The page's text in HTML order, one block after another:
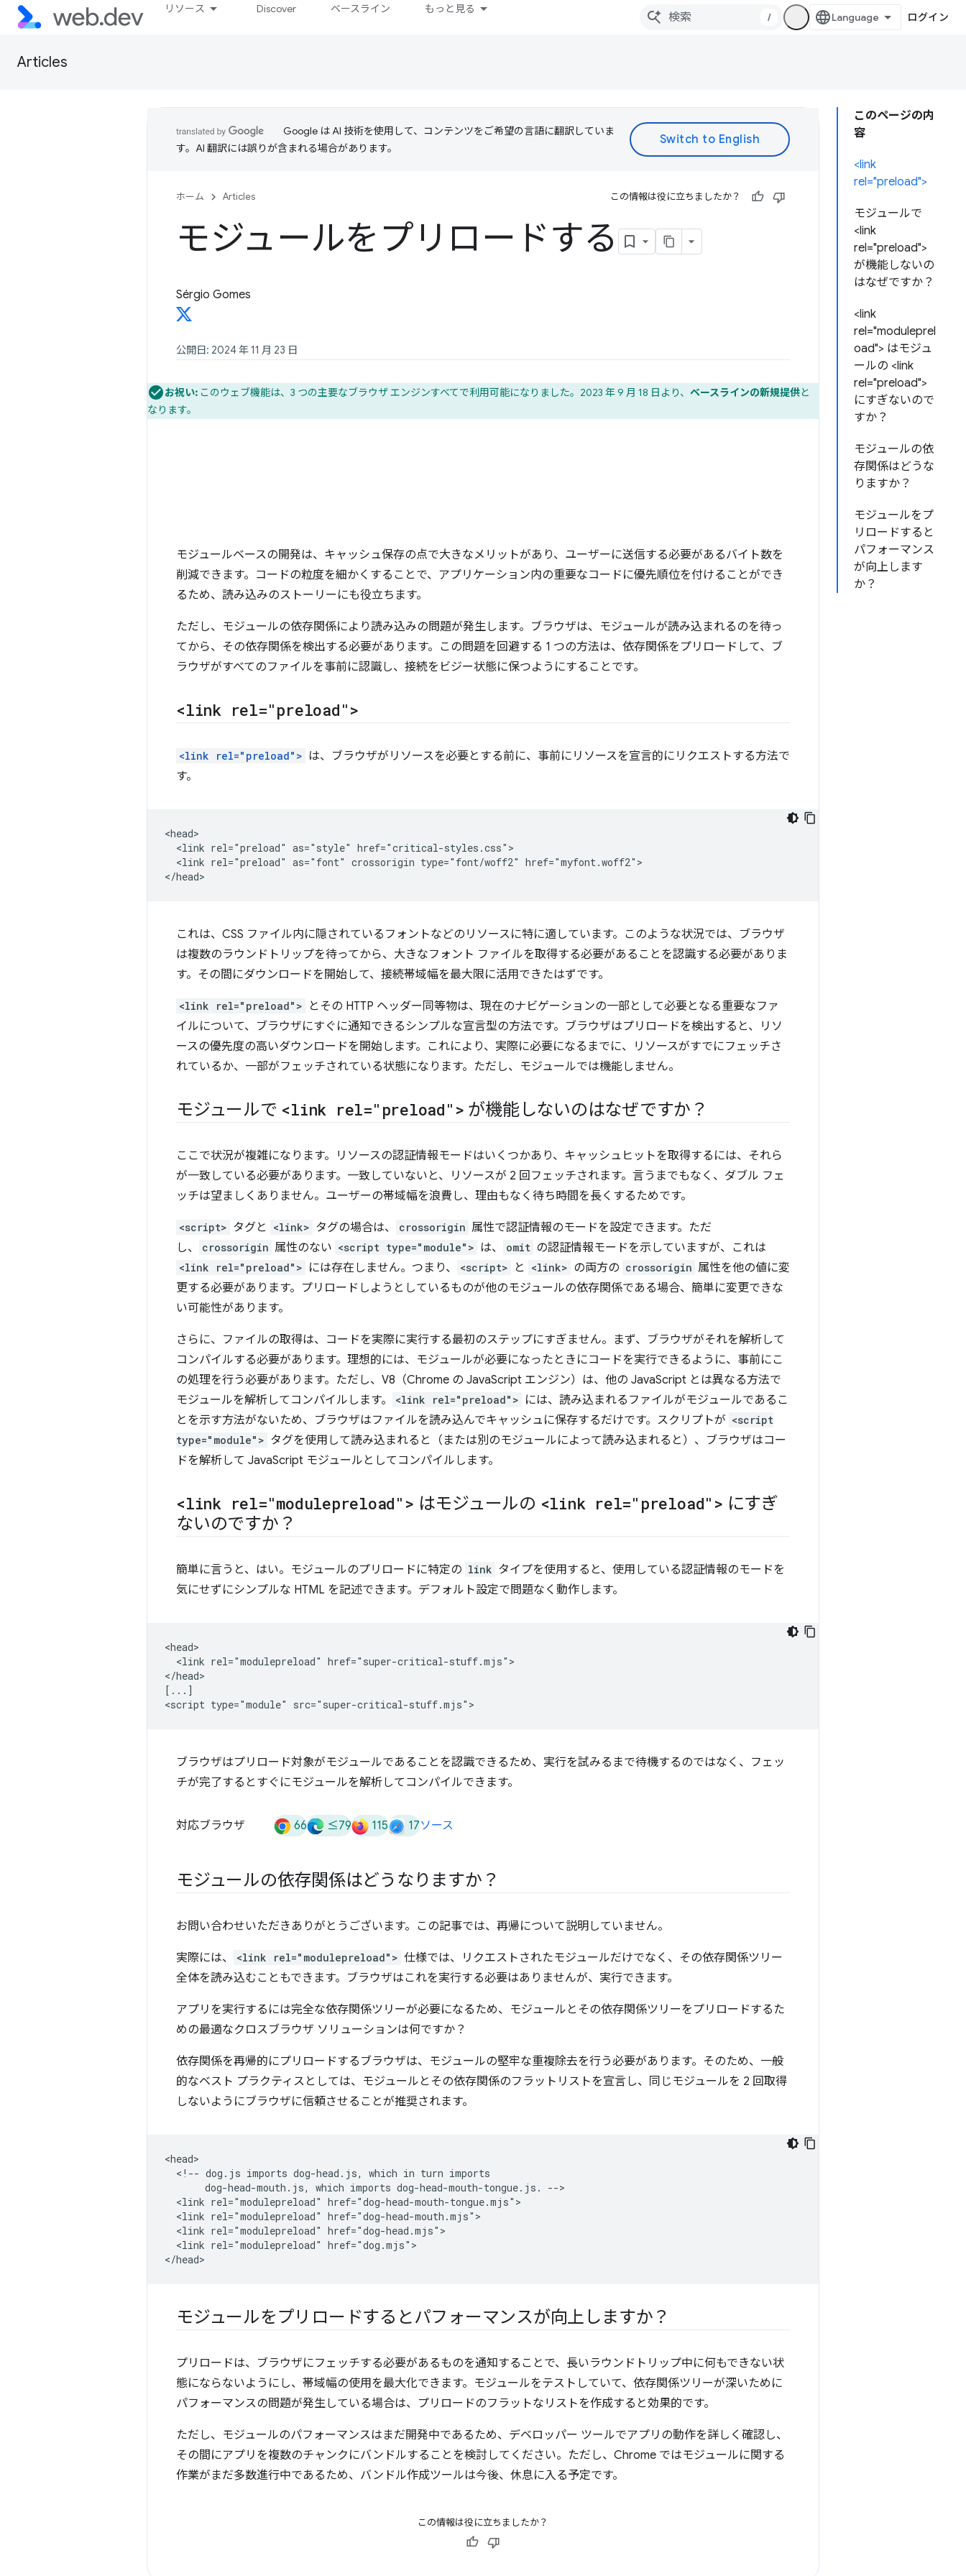
リソース Discover ベースライン もっと見る
/ ログイン
Articles
このページの内
容
<link
rel="preload">
モジュールで
<link
rel="preload">
が機能しないの
はなぜですか？
<link
rel="moduleprel
oad"> はモジュ
ールの <link
rel="preload">
にすぎないので
すか？
モジュールの依
存関係はどうな
りますか？
モジュールをプ
リロードすると
パフォーマンス
が向上します
か？
Google は AI 技術を使用して、コンテンツをご希望の言語に翻訳していま
す。AI 翻訳には誤りが含まれる場合があります。
ホーム Articles この情報は役に立ちましたか？
モジュールをプリロードする
Sérgio Gomes
公開日: 2024 年 11 月 23 日
お祝い: このウェブ機能は、3 つの主要なブラウザ エンジンすべてで利用可能になりました。2023 年 9 月 18 日より、 ベースラインの新規提供と
なります。
モジュールベースの開発は、キャッシュ保存の点で大きなメリットがあり、ユーザーに送信する必要があるバイト数を
削減できます。コードの粒度を細かくすることで、アプリケーション内の重要なコードに優先順位を付けることができ
るため、読み込みのストーリーにも役立ちます。
ただし、モジュールの依存関係により読み込みの問題が発生します。ブラウザは、モジュールが読み込まれるのを待っ
てから、その依存関係を検出する必要があります。この問題を回避する 1 つの方法は、依存関係をプリロードして、ブ
ラウザがすべてのファイルを事前に認識し、接続をビジー状態に保つようにすることです。
<link rel="preload">
<link rel="preload"> は、ブラウザがリソースを必要とする前に、事前にリソースを宣言的にリクエストする方法で
す。
<head>
  <link rel="preload" as="style" href="critical-styles.css">
  <link rel="preload" as="font" crossorigin type="font/woff2" href="myfont.woff2">
これは、CSS ファイル内に隠されているフォントなどのリソースに特に適しています。このような状況では、ブラウザ
は複数のラウンドトリップを待ってから、大きなフォント ファイルを取得する必要があることを認識する必要がありま
す。その間にダウンロードを開始して、接続帯域幅を最大限に活用できたはずです。
<link rel="preload">
とその HTTP ヘッダー同等物は、現在のナビゲーションの一部として必要となる重要なファ
イルについて、ブラウザにすぐに通知できるシンプルな宣言型の方法です。ブラウザはプリロードを検出すると、リソ
ースの優先度の高いダウンロードを開始します。これにより、実際に必要になるまでに、リソースがすでにフェッチさ
れているか、一部がフェッチされている状態になります。ただし、モジュールでは機能しません。
モジュールで <link rel="preload"> が機能しないのはなぜですか？
ここで状況が複雑になります。リソースの認証情報モードはいくつかあり、キャッシュヒットを取得するには、それら
が一致している必要があります。一致していないと、リソースが 2 回フェッチされます。言うまでもなく、ダブル フェ
ッチは望ましくありません。ユーザーの帯域幅を浪費し、理由もなく待ち時間を長くするためです。
<script> タグと <link> タグの場合は、 crossorigin 属性で認証情報のモードを設定できます。ただ
し、
crossorigin 属性のない <script type="module"> は、 omit の認証情報モードを示していますが、これは
<link rel="preload"> には存在しません。つまり、 <script> と <link> の両方の crossorigin 属性を他の値に変
更する必要があります。プリロードしようとしているものが他のモジュールの依存関係である場合、簡単に変更できな
い可能性があります。
さらに、ファイルの取得は、コードを実際に実行する最初のステップにすぎません。まず、ブラウザがそれを解析して
コンパイルする必要があります。理想的には、モジュールが必要になったときにコードを実行できるように、事前にこ
の処理を行う必要があります。ただし、V8（Chrome の JavaScript エンジン）は、他の JavaScript とは異なる方法で
モジュールを解析してコンパイルします。
<link rel="preload"> には、読み込まれるファイルがモジュールであるこ
とを示す方法がないため、ブラウザはファイルを読み込んでキャッシュに保存するだけです。スクリプトが <script
type="module"> タグを使用して読み込まれると（または別のモジュールによって読み込まれると）、ブラウザはコー
ドを解析して JavaScript モジュールとしてコンパイルします。
<link rel="modulepreload"> はモジュールの <link rel="preload"> にすぎ
ないのですか？
簡単に言うと、はい。モジュールのプリロードに特定の link タイプを使用すると、使用している認証情報のモードを
気にせずにシンプルな HTML を記述できます。デフォルト設定で問題なく動作します。
<head>
  <link rel="modulepreload" href="super-critical-stuff.mjs">
</head>
[...]
ブラウザはプリロード対象がモジュールであることを認識できるため、実行を試みるまで待機するのではなく、フェッ
チが完了するとすぐにモジュールを解析してコンパイルできます。
対応ブラウザ 66 ≤79 115 17ソース
モジュールの依存関係はどうなりますか？
お問い合わせいただきありがとうございます。この記事では、再帰について説明していません。
実際には、 <link rel="modulepreload"> 仕様では、リクエストされたモジュールだけでなく、その依存関係ツリー
全体を読み込むこともできます。ブラウザはこれを実行する必要はありませんが、実行できます。
アプリを実行するには完全な依存関係ツリーが必要になるため、モジュールとその依存関係ツリーをプリロードするた
めの最適なクロスブラウザ ソリューションは何ですか？
依存関係を再帰的にプリロードするブラウザは、モジュールの堅牢な重複除去を行う必要があります。そのため、一般
的なベスト プラクティスとしては、モジュールとその依存関係のフラットリストを宣言し、同じモジュールを 2 回取得
しないようにブラウザに信頼させることが推奨されます。
<head>
  <!-- dog.js imports dog-head.js, which in turn imports
       dog-head-mouth.js, which imports dog-head-mouth-tongue.js. -->
  <link rel="modulepreload" href="dog-head-mouth-tongue.mjs">
  <link rel="modulepreload" href="dog-head-mouth.mjs">
  <link rel="modulepreload" href="dog-head.mjs">
  <link rel="modulepreload" href="dog.mjs">
モジュールをプリロードするとパフォーマンスが向上しますか？
プリロードは、ブラウザにフェッチする必要があるものを通知することで、長いラウンドトリップ中に何もできない状
態にならないようにし、帯域幅の使用を最大化できます。モジュールをテストしていて、依存関係ツリーが深いために
パフォーマンスの問題が発生している場合は、プリロードのフラットなリストを作成すると効果的です。
ただし、モジュールのパフォーマンスはまだ開発中であるため、デベロッパー ツールでアプリの動作を詳しく確認し、
その間にアプリを複数のチャンクにバンドルすることを検討してください。ただし、Chrome ではモジュールに関する
作業がまだ多数進行中であるため、バンドル作成ツールは今後、休息に入る予定です。
この情報は役に立ちましたか？